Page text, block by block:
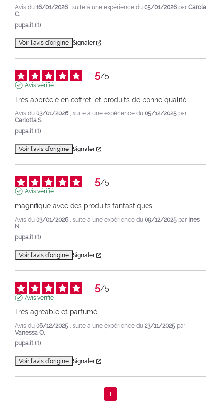
Avis du 16/01/2026 , suite à une expérience du 05/01/2026 par Carola
C.
pupa.it (it)
Voir l’avis d’origine Signaler
5/5
Avis vérifié
Très apprécié en coffret, et produits de bonne qualité.
Avis du 03/01/2026 , suite à une expérience du 05/12/2025 par
Carlotta S.
pupa.it (it)
Voir l’avis d’origine Signaler
5/5
Avis vérifié
magnifique avec des produits fantastiques
Avis du 03/01/2026 , suite à une expérience du 09/12/2025 par Ines
N.
pupa.it (it)
Voir l’avis d’origine Signaler
5/5
Avis vérifié
Très agréable et parfumé
Avis du 06/12/2025 , suite à une expérience du 23/11/2025 par
Vanessa O.
pupa.it (it)
Voir l’avis d’origine Signaler
1